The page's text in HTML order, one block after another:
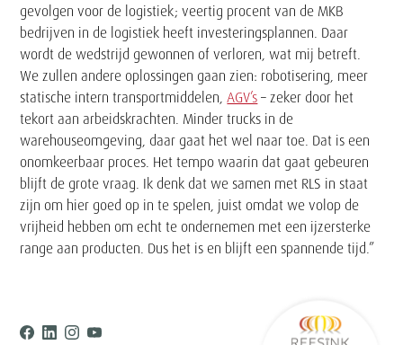
gevolgen voor de logistiek; veertig procent van de MKB
bedrijven in de logistiek heeft investeringsplannen. Daar
wordt de wedstrijd gewonnen of verloren, wat mij betreft.
We zullen andere oplossingen gaan zien: robotisering, meer
statische intern transportmiddelen,AGV’s – zeker door het
tekort aan arbeidskrachten. Minder trucks in de
warehouseomgeving, daar gaat het wel naar toe. Dat is een
onomkeerbaar proces. Het tempo waarin dat gaat gebeuren
blijft de grote vraag. Ik denk dat we samen met RLS in staat
zijn om hier goed op in te spelen, juist omdat we volop de
vrijheid hebben om echt te ondernemen met een ijzersterke
range aan producten. Dus het is en blijft een spannende tijd.”
Facebook
Linkedin
Instagram
Youtube